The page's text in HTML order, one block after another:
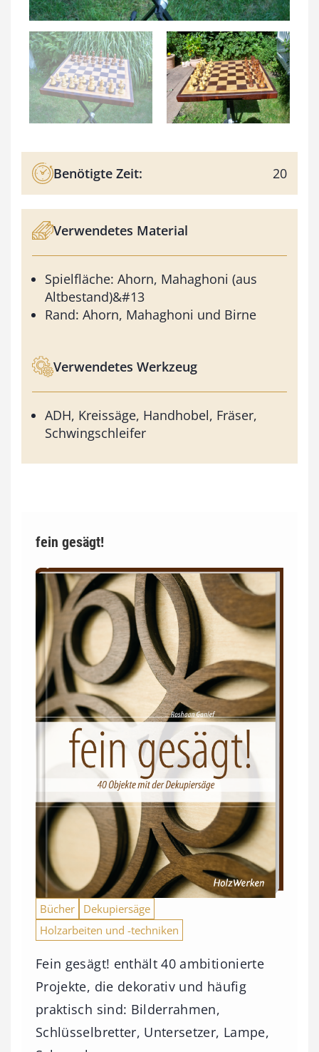
Benötigte Zeit: 20
Verwendetes Material
Spielfläche: Ahorn, Mahaghoni (aus
Altbestand)&#13
Rand: Ahorn, Mahaghoni und Birne
Verwendetes Werkzeug
ADH, Kreissäge, Handhobel, Fräser,
Schwingschleifer
fein gesägt!
Bücher
Dekupiersäge
Holzarbeiten und -techniken
Fein gesägt! enthält 40 ambitionierte
Projekte, die dekorativ und häufig
praktisch sind: Bilderrahmen,
Schlüsselbretter, Untersetzer, Lampe,